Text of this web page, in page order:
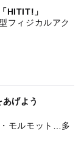
HITIT!」
フィジカルアク
げよう
モルモット…多